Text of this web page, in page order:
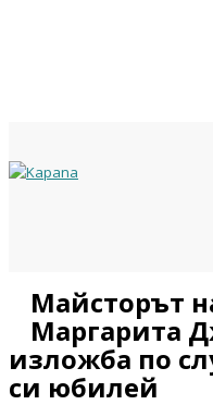
Майсторът
Маргарита
изложба по
си юбилей
Previous
Year
Previous
Month
Year
Month